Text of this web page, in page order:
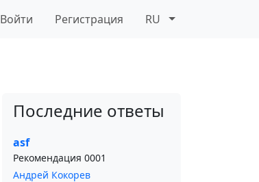
Войти Регистрация RU
Последние ответы
asf
Рекомендация 0001
Андрей Кокорев